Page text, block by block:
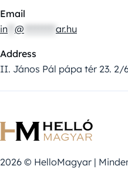
Email
in @ ar.hu
Address
II. János Pál pápa tér 23. 2/
2026 © HelloMagyar |